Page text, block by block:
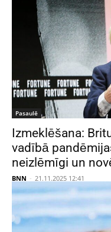
Pasaulē
Izmeklēšana:
vadībā
neizlēmīgi un
BNN - 21.11.2025 12:41